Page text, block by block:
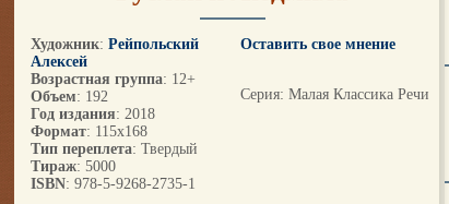
Художник: Рейпольский
Алексей
Возрастная группа: 12+
Объем: 192
Год издания: 2018
Формат: 115х168
Тип переплета: Твердый
Тираж: 5000
ISBN: 978-5-9268-2735-1
Оставить свое мнение
Серия: Малая Классика Речи